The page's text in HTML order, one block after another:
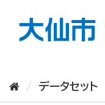
データセット